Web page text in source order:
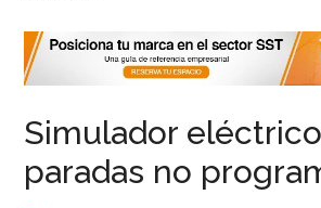
Simulador
paradas no